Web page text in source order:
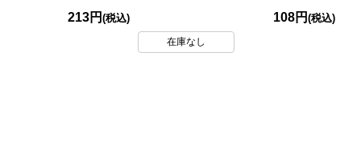
213円 (税込) 108円 (税込)
在庫なし